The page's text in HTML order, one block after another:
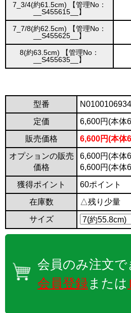
7_3/4(約61.5cm) 【管理No：
__S455615__】
7_7/8(約62.5cm) 【管理No：
__S455625__】
8(約63.5cm) 【管理No：
__S455635__】
型番
N0100106934
定価
6,600円(本体
販売価格
6,600円(本体
オプションの販売
価格
6,600円(本体
6,600円(本体
獲得ポイント
60ポイント
在庫数
△残り少量
サイズ
会員のみ注文で
会員登録または